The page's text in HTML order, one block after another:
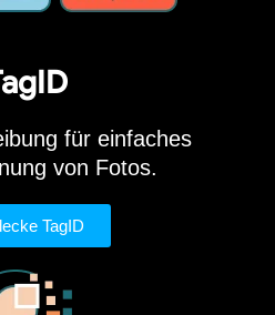
und zur
von Bildern führt.
mich zu TagID
für einfaches
von Fotos.
TagID